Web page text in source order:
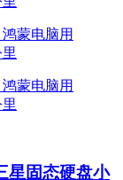
星固态硬盘小